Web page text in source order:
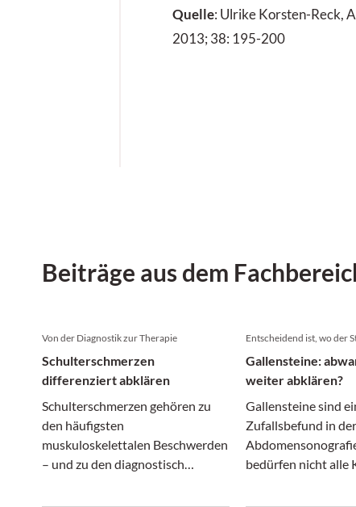
Quelle: Ulrike Korsten-Reck,
2013; 38: 195-200
Beiträge aus dem
Von der Diagnostik zur Therapie
Schulterschmerzen
differenziert abklären
Schulterschmerzen gehören zu
den häufigsten
muskuloskelettalen Beschwerden
– und zu den diagnostisch
Entscheidend ist, wo der
Gallensteine:
weiter abklären?
Gallensteine sind
Zufallsbefund in der
bedürfen nicht alle